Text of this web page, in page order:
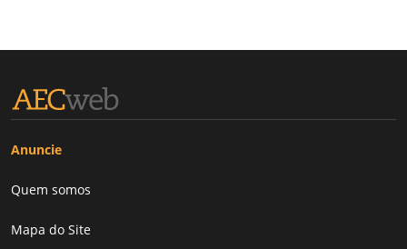
Anuncie
Quem somos
Mapa do Site